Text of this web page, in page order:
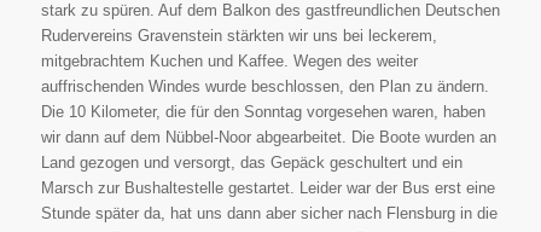
stark zu spüren. Auf dem Balkon des gastfreundlichen Deutschen
Rudervereins Gravenstein stärkten wir uns bei leckerem,
mitgebrachtem Kuchen und Kaffee. Wegen des weiter
auffrischenden Windes wurde beschlossen, den Plan zu ändern.
Die 10 Kilometer, die für den Sonntag vorgesehen waren, haben
wir dann auf dem Nübbel-Noor abgearbeitet. Die Boote wurden an
Land gezogen und versorgt, das Gepäck geschultert und ein
Marsch zur Bushaltestelle gestartet. Leider war der Bus erst eine
Stunde später da, hat uns dann aber sicher nach Flensburg in die